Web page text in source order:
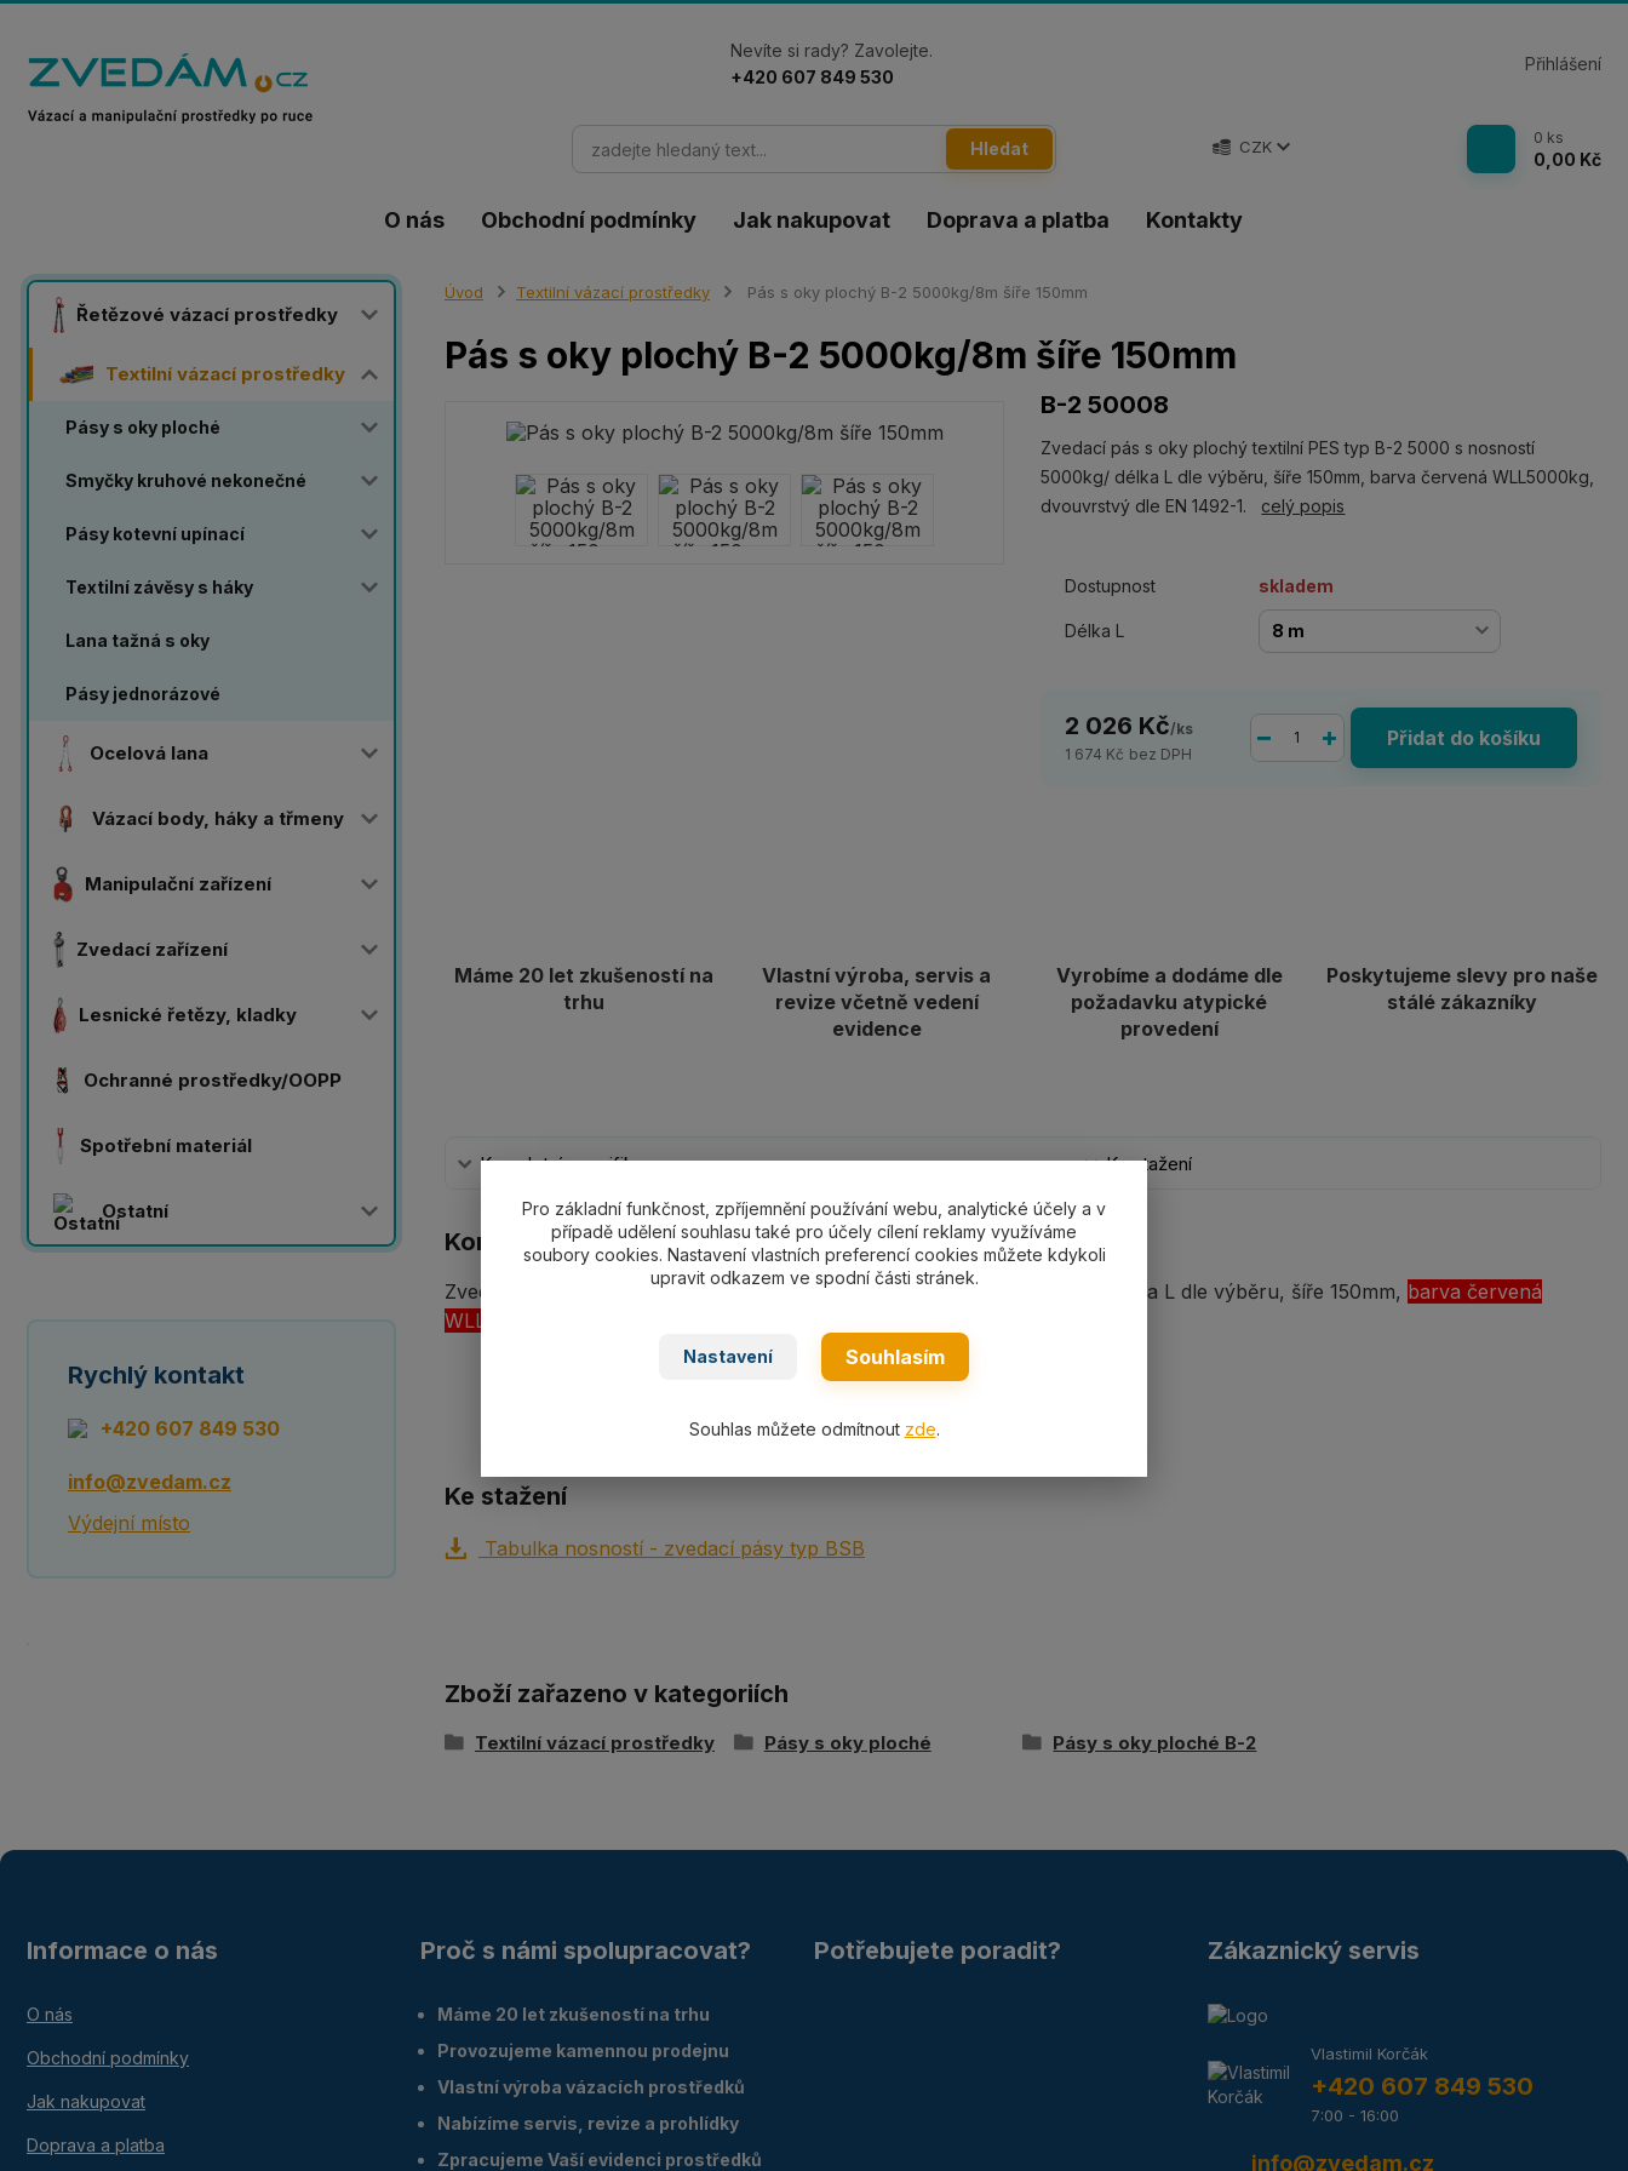
O nás Obchodní podmínky Jak nakupovat Doprava a platba Kontakty
CZK
Přihlášení
Hledat
Nevíte si rady? Zavolejte.
+420 607 849 530
0 ks
0,00 Kč
Řetězové vázací prostředky
Textilní vázací prostředky
Pásy s oky ploché
Smyčky kruhové nekonečné
Pásy kotevní upínací
Textilní závěsy s háky
Lana tažná s oky
Pásy jednorázové
Ocelová lana
Vázací body, háky a třmeny
Manipulační zařízení
Zvedací zařízení
Lesnické řetězy, kladky
Ochranné prostředky/OOPP
Spotřební materiál
Ostatní
Rychlý kontakt
+420 607 849 530
info@zvedam.cz
Výdejní místo
Úvod Textilní vázací prostředky Pás s oky plochý B-2 5000kg/8m šíře 150mm
Pás s oky plochý B-2 5000kg/8m šíře 150mm
B-2 50008
Zvedací pás s oky plochý textilní PES typ B-2 5000 s nosností
5000kg/ délka L dle výběru, šíře 150mm, barva červená WLL5000kg,
dvouvrstvý dle EN 1492-1. celý popis
Dostupnost skladem
Délka L
2 026 Kč/ks
1 674 Kč bez DPH
Přidat do košíku
Máme 20 let zkušeností na
trhu
Vlastní výroba, servis a
revize včetně vedení
evidence
Vyrobíme a dodáme dle
požadavku atypické
provedení
Poskytujeme slevy pro naše
stálé zákazníky
Kompletní specifikace Ke stažení
Kompletní specifikace
Zvedací pás s oky plochý textilní PES typB-2 5000s nosností 5000kg/ délka L dle výběru, šíře 150mm, barva červená
WLL5000kg
Ke stažení
Tabulka nosností - zvedací pásy typ BSB
Zboží zařazeno v kategoriích
Textilní vázací prostředky Pásy s oky ploché Pásy s oky ploché B-2
Informace o nás
O nás
Obchodní podmínky
Jak nakupovat
Doprava a platba
Proč s námi spolupracovat?
Máme 20 let zkušeností na trhu
Provozujeme kamennou prodejnu
Vlastní výroba vázacích prostředků
Nabízíme servis, revize a prohlídky
Zpracujeme Vaší evidenci prostředků
Potřebujete poradit? Zákaznický servis
Vlastimil Korčák
+420 607 849 530
7:00 - 16:00
info@zvedam.cz
Pro základní funkčnost, zpříjemnění používání webu, analytické účely a v
případě udělení souhlasu také pro účely cílení reklamy využíváme
soubory cookies. Nastavení vlastních preferencí cookies můžete kdykoli
upravit odkazem ve spodní části stránek.
Nastavení Souhlasím
Souhlas můžete odmítnout zde.